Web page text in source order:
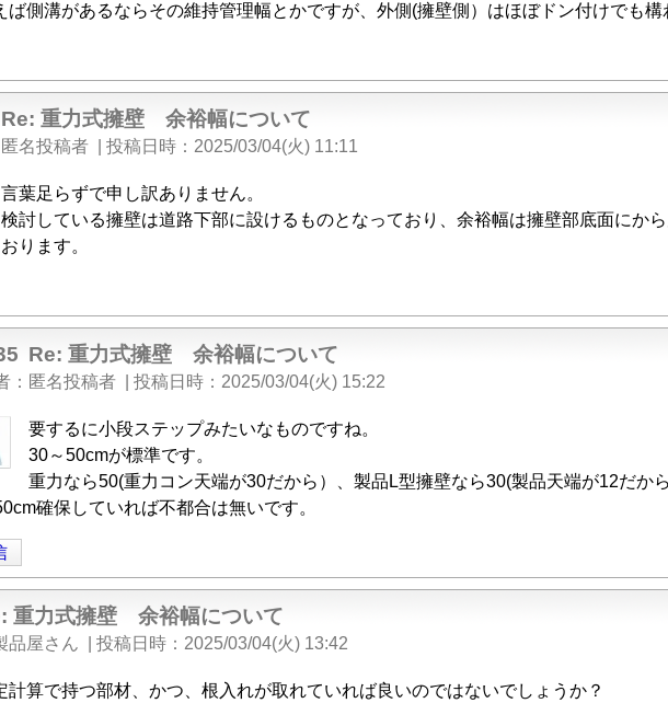
ば側溝があるならその維持管理幅とかですが、外側(擁壁側）はほぼドン付けでも構
Re: 重力式擁壁 余裕幅について
匿名投稿者 投稿日時 2025/03/04(火) 11:11
言葉足らずで申し訳ありません。
検討している擁壁は道路下部に設けるものとなっており、余裕幅は擁壁部底面にか
おります。
Re: 重力式擁壁 余裕幅について
匿名投稿者 投稿日時 2025/03/04(火) 15:22
要するに小段ステップみたいなものですね。
30～50cmが標準です。
重力なら50(重力コン天端が30だから）、製品L型擁壁なら30(製品天端が12だから
確保していれば不都合は無いです。
重力式擁壁 余裕幅について
品屋さん 投稿日時 2025/03/04(火) 13:42
計算で持つ部材、かつ、根入れが取れていれば良いのではないでしょうか？